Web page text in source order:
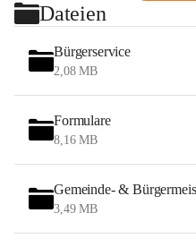
Dateien
Bürgerservice
2,08 MB
Formulare
8,16 MB
Gemeinde- &
3,49 MB